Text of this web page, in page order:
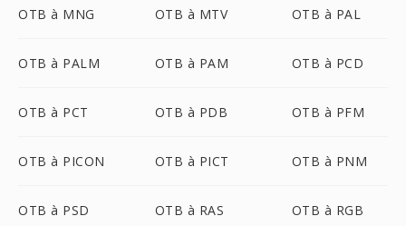
OTB à MNG OTB à MTV OTB à PAL
OTB à PALM OTB à PAM OTB à PCD
OTB à PCT OTB à PDB OTB à PFM
OTB à PICON OTB à PICT OTB à PNM
OTB à PSD OTB à RAS OTB à RGB